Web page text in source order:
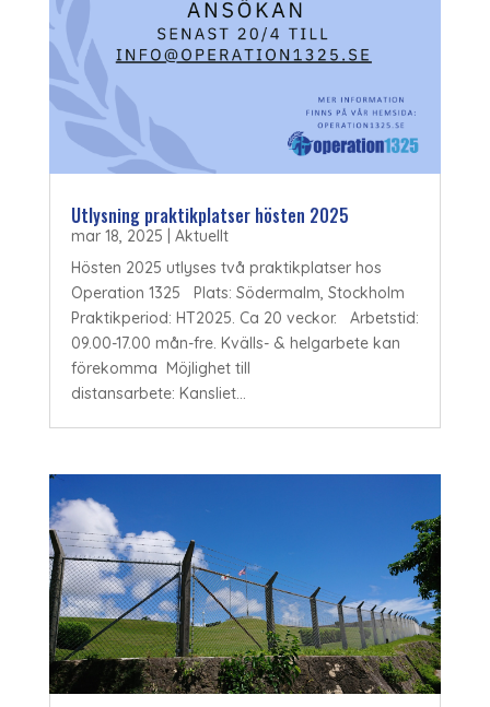
Utlysning praktikplatser hösten 2025
mar 18, 2025
Aktuellt
Hösten 2025 utlyses två praktikplatser hos
Operation 1325 Plats: Södermalm, Stockholm
Praktikperiod: HT2025. Ca 20 veckor. Arbetstid:
09.00-17.00 mån-fre. Kvälls- & helgarbete kan
förekomma Möjlighet till
distansarbete: Kansliet...